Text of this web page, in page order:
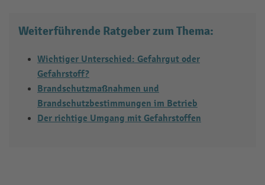
Weiterführende Ratgeber zum Thema:
Wichtiger Unterschied: Gefahrgut oder
Gefahrstoff?
Brandschutzmaßnahmen und
Brandschutzbestimmungen im Betrieb
Der richtige Umgang mit Gefahrstoffen